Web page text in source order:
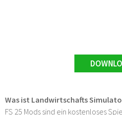
Was ist Landwirtschafts
FS 25 Mods sind ein kostenloses